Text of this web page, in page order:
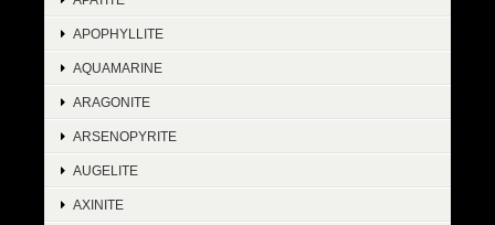
APOPHYLLITE
AQUAMARINE
ARAGONITE
ARSENOPYRITE
AUGELITE
AXINITE